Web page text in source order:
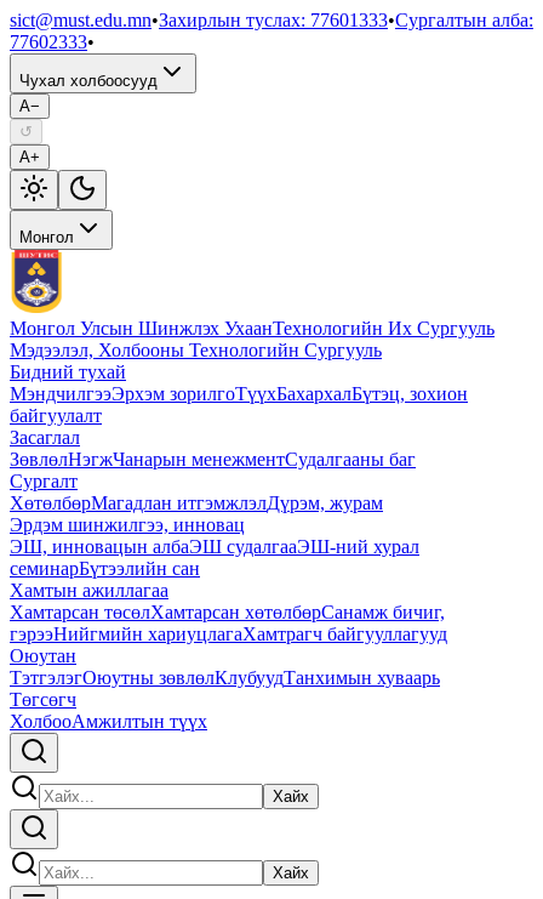
sict@must.edu.mn•Захирлын туслах: 77601333•Сургалтын алба:
77602333•
Чухал холбоосууд
A−
↺
A+
Монгол
Монгол Улсын Шинжлэх УхаанТехнологийн Их Сургууль
Мэдээлэл, Холбооны Технологийн Сургууль
Бидний тухай
МэндчилгээЭрхэм зорилгоТүүхБахархалБүтэц, зохион
байгуулалт
Засаглал
ЗөвлөлНэгжЧанарын менежментСудалгааны баг
Сургалт
ХөтөлбөрМагадлан итгэмжлэлДүрэм, журам
Эрдэм шинжилгээ, инновац
ЭШ, инновацын албаЭШ судалгааЭШ-ний хурал
семинарБүтээлийн сан
Хамтын ажиллагаа
Хамтарсан төсөлХамтарсан хөтөлбөрСанамж бичиг,
гэрээНийгмийн хариуцлагаХамтрагч байгууллагууд
Оюутан
ТэтгэлэгОюутны зөвлөлКлубуудТанхимын хуваарь
Төгсөгч
ХолбооАмжилтын түүх
Хайх
Хайх